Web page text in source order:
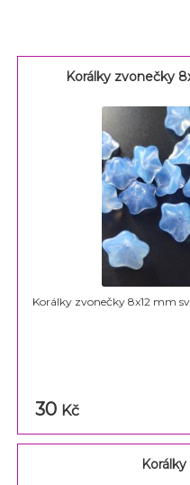
Korálky zvonečky
Korálky zvonečky 8x12 mm
30 Kč